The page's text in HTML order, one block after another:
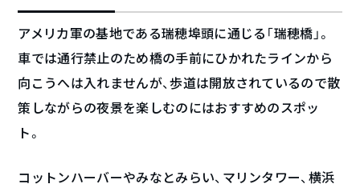
アメリカ軍の基地である瑞穂埠頭に通じる「瑞穂橋」。
車では通行禁止のため橋の手前にひかれたラインから
向こうへは入れませんが、歩道は開放されているので散
策しながらの夜景を楽しむのにはおすすめのスポッ
ト。
コットンハーバーやみなとみらい、マリンタワー、横浜